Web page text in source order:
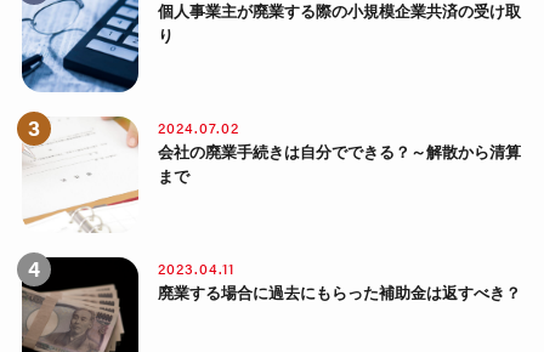
個人事業主が廃業する際の小規模企業共済の受け取
り
会社の廃業手続きは自分でできる？～解散から清算
まで
2024.07.02
廃業する場合に過去にもらった補助金は返すべき？
2023.04.11